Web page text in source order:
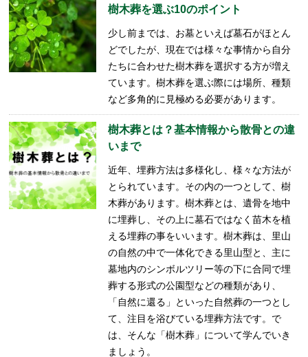
樹木葬を選ぶ10のポイント
少し前までは、お墓といえば墓石がほとん
どでしたが、現在では様々な事情から自分
たちに合わせた樹木葬を選択する方が増え
ています。樹木葬を選ぶ際には場所、種類
など多角的に見極める必要があります。
樹木葬とは？基本情報から散骨との違
いまで
近年、埋葬方法は多様化し、様々な方法が
とられています。その内の一つとして、樹
木葬があります。樹木葬とは、遺骨を地中
に埋葬し、その上に墓石ではなく苗木を植
える埋葬の事をいいます。樹木葬は、里山
の自然の中で一体化できる里山型と、主に
墓地内のシンボルツリー等の下に合同で埋
葬する形式の公園型などの種類があり、
「自然に還る」といった自然葬の一つとし
て、注目を浴びている埋葬方法です。で
は、そんな「樹木葬」について学んでいき
ましょう。